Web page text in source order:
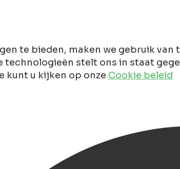
te bieden, maken we gebruik
technologieën stelt ons in staat
kunt u kijken op onze Cookie beleid